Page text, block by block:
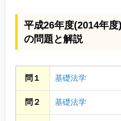
平成26年度(2014年
の問題と解説
問１ 基礎法学
問２ 基礎法学